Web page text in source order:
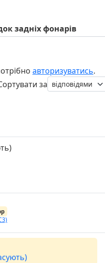
задніх фонарів
авторизуватись.
за